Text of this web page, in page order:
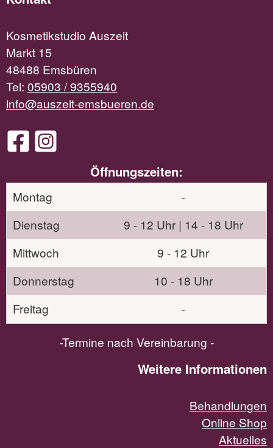
Kosmetikstudio Auszeit
Markt 15
48488 Emsbüren
Tel: 05903 / 9355940
info@auszeit-emsbueren.de
Öffnungszeiten:
Montag
-
Dienstag
9 - 12 Uhr | 14 - 18 Uhr
Mittwoch
9 - 12 Uhr
Donnerstag
10 - 18 Uhr
Freitag
-
-Termine nach Vereinbarung -
Weitere Informationen
Behandlungen
Online Shop
Aktuelles